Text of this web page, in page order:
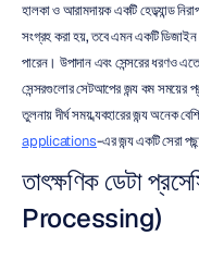
হালকা ও আরামদায়ক একটি হেডব্যান্ড
সংগ্রহ করা হয়, তবে এমন একটি
পারেন। উপাদান এবং সেন্সরের ধরণও
সেন্সরগুলোর সেটআপের জন্য কম সময়ের
তুলনায় দীর্ঘ সময় ব্যবহারের জন্য অনেক
applications-এর জন্য একটি সেরা
তাৎক্ষণিক ডেটা
Processing)